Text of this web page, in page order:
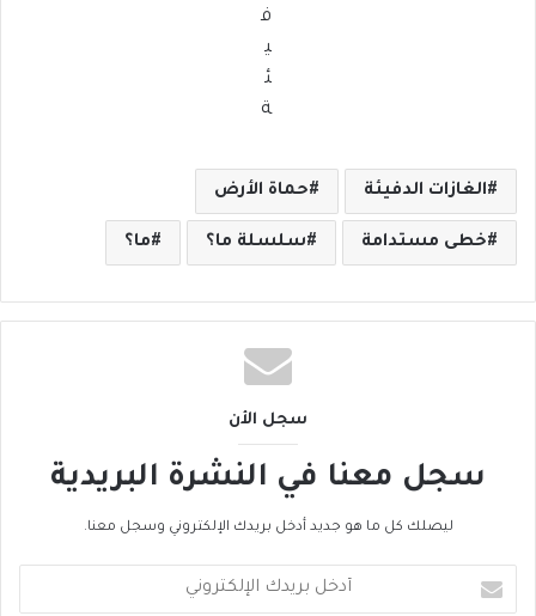
الغازات الدفيئة حماة الأرض
خطى مستدامة سلسلة ما؟ ما؟
سجل الأن
سجل معنا في النشرة البريدية
ليصلك كل ما هو جديد أدخل بريدك الإلكتروني وسجل معنا.